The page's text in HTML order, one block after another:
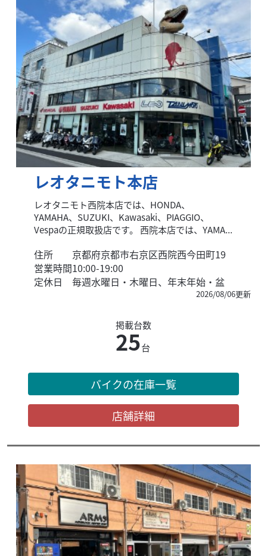
レオタニモト本店
レオタニモト西院本店では、HONDA、
YAMAHA、SUZUKI、Kawasaki、PIAGGIO、
Vespaの正規取扱店です。 西院本店では、YAMA...
住所
京都府京都市右京区西院西今田町19
営業時間10:00-19:00
定休日
毎週水曜日・木曜日、年末年始・盆
2026/08/06更新
掲載台数
25台
バイクの在庫一覧
店舗詳細